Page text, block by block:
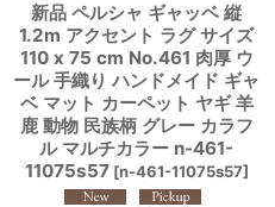
新品 ペルシャ ギャッベ 縦
1.2m アクセント ラグ サイズ
110 x 75 cm No.461 肉厚 ウ
ール 手織り ハンドメイド ギャ
ベ マット カーペット ヤギ 羊
鹿 動物 民族柄 グレー カラフ
ル マルチカラー n-461-
11075s57 [n-461-11075s57]